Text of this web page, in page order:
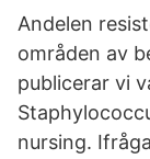
Andelen
områden av
publicerar vi
nursing.